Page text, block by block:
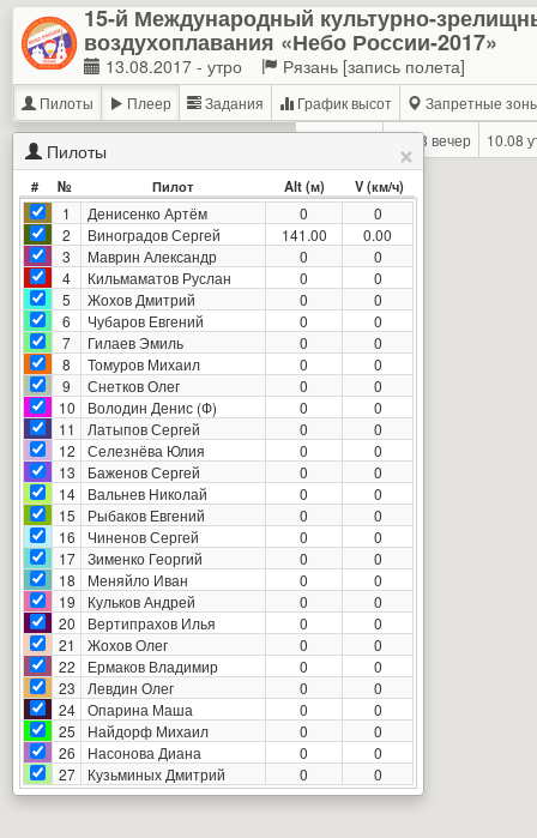
15-й Международный культурно-
воздухоплавания «Небо России-2017»
13.08.2017 - утро Рязань [запись полета]
Пилоты Плеер Задания График высот
Запретные
09.08 утро
09.08 вечер 10.08
Пилоты ×
# № Пилот Alt (м) V (км/ч)
1 Денисенко Артём 0
0
2
Виноградов Сергей 142.20
0.00
3
Маврин Александр 0
0
4
Кильмаматов Руслан 0
0
5
Жохов Дмитрий 0
0
6
Чубаров Евгений 0
0
7
Гилаев Эмиль 0
0
8
Томуров Михаил 0
0
9
Снетков Олег 0
0
10
Володин Денис (Ф) 0
0
11
Латыпов Сергей 0
0
12
Селезнёва Юлия 0
0
13
Баженов Сергей 0
0
14
Вальнев Николай 0
0
15
Рыбаков Евгений 0
0
16
Чиненов Сергей 0
0
17
Зименко Георгий 0
0
18
Меняйло Иван 0
0
19
Кульков Андрей 0
0
20
Вертипрахов Илья 0
0
21
Жохов Олег 0
0
22
Ермаков Владимир 0
0
23
Левдин Олег 0
0
24
Опарина Маша 0
0
25
Найдорф Михаил 0
0
26
Насонова Диана 0
0
27
Кузьминых Дмитрий 0 0